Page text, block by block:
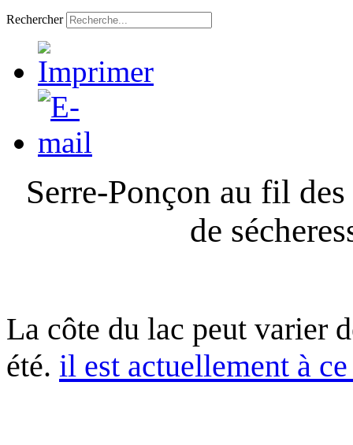
Rechercher
Serre-Ponçon au fil
de
La côte du lac peut varier
été. il est actuellement à